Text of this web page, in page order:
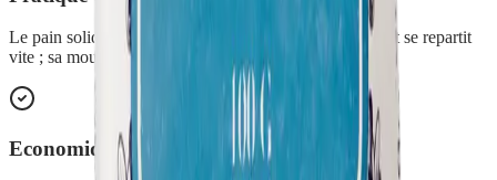
Le pain solide se frotte directement sur le poil mouille et se repartit
vite ; sa mousse suffisante facilite le rincage.
Economique et ecologique